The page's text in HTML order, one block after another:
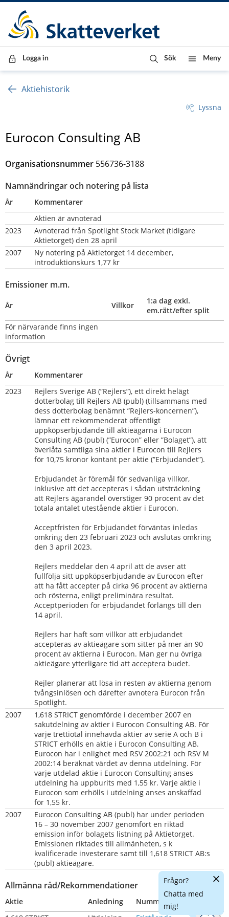
Till innehåll
Till navigationen
Till chattrobot
Logga in Sök Meny
Aktiehistorik
Lyssna
Eurocon Consulting AB
Organisationsnummer 556736-3188
Namnändringar och notering på lista
År
Kommentarer
Aktien är avnoterad
2023
Avnoterad från Spotlight Stock Market (tidigare
Aktietorget) den 28 april
2007
Ny notering på Aktietorget 14 december,
introduktionskurs 1,77 kr
Emissioner m.m.
År Villkor
1:a dag exkl.
em.rätt/efter split
För närvarande finns ingen
information
Övrigt
År
Kommentarer
2023
Rejlers Sverige AB (”Rejlers”), ett direkt helägt
dotterbolag till Rejlers AB (publ) (tillsammans med
dess dotterbolag benämnt ”Rejlers-koncernen”),
lämnar ett rekommenderat offentligt
uppköpserbjudande till aktieägarna i Eurocon
Consulting AB (publ) (”Eurocon” eller ”Bolaget”), att
överlåta samtliga sina aktier i Eurocon till Rejlers
för 10,75 kronor kontant per aktie (”Erbjudandet”).
Erbjudandet är föremål för sedvanliga villkor,
inklusive att det accepteras i sådan utsträckning
att Rejlers ägarandel överstiger 90 procent av det
totala antalet utestående aktier i Eurocon.
Acceptfristen för Erbjudandet förväntas inledas
omkring den 23 februari 2023 och avslutas omkring
den 3 april 2023.
Rejlers meddelar den 4 april att de avser att
fullfölja sitt uppköpserbjudande av Eurocon efter
att ha fått accepter på cirka 96 procent av aktierna
och rösterna, enligt preliminära resultat.
Acceptperioden för erbjudandet förlängs till den
14 april.
Rejlers har haft som villkor att erbjudandet
accepteras av aktieägare som sitter på mer än 90
procent av aktierna i Eurocon. Man ger nu övriga
aktieägare ytterligare tid att acceptera budet.
Rejler planerar att lösa in resten av aktierna genom
tvångsinlösen och därefter avnotera Eurocon från
Spotlight.
2007
1,618 STRICT genomförde i december 2007 en
sakutdelning av aktier i Eurocon Consulting AB. För
varje trettiotal innehavda aktier av serie A och B i
STRICT erhölls en aktie i Eurocon Consulting AB.
Eurocon har i enlighet med RSV 2002:21 och RSV M
2002:14 beräknat värdet av denna utdelning. För
varje utdelad aktie i Eurocon Consulting anses
utdelning ha uppburits med 1,55 kr. Varje aktie i
Eurocon som erhölls i utdelning anses anskaffad
för 1,55 kr.
2007
Eurocon Consulting AB (publ) har under perioden
16 – 30 november 2007 genomfört en riktad
emission inför bolagets listning på Aktietorget.
Emissionen riktades till allmänheten, s k
kvalificerade investerare samt till 1,618 STRICT AB:s
(publ) aktieägare.
Allmänna råd/Rekommendationer
Aktie Anledning
Nummer
Frågor?
Chatta med
mig!
Dölj